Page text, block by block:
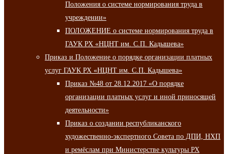
Положения о системе нормирования труда в
учреждении»
ПОЛОЖЕНИЕ о системе нормирования труда в
ГАУК РХ «НЦНТ им. С.П. Кадышева»
Приказ и Положение о порядке организации платных
услуг ГАУК РХ «НЦНТ им. С.П. Кадышева»
Приказ №48 от 28.12.2017 «О порядке
организации платных услуг и иной приносящей
деятельности»
Приказ о создании республиканского
художественно-экспертного Совета по ДПИ, НХП
и ремёслам при Министерстве культуры РХ